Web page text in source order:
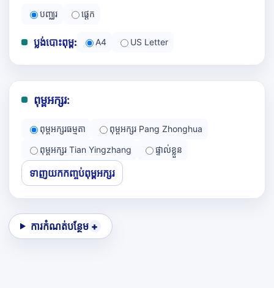
បញ្ឈរ ផ្ដេក
ប្លង់បោះពុម្ព: A4 US Letter
ពុម្ពអក្សរ:
ពុម្ពអក្សរធម្មតា
ពុម្ពអក្សរ Pang Zhonghua
ពុម្ពអក្សរ Tian Yingzhang
ផ្ទាល់ខ្លួន
ទាញយកកញ្ចប់ពុម្ពអក្សរ
ការកំណត់បន្ថែម